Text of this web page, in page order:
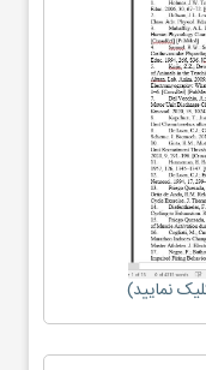
نمایید)